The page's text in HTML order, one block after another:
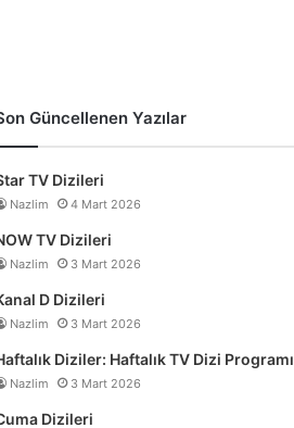
Güncellenen Yazılar
TV Dizileri
Nazlim 4 Mart 2026
TV Dizileri
Nazlim 3 Mart 2026
D Dizileri
Nazlim 3 Mart 2026
Diziler: Haftalık TV Dizi Programı
Nazlim 3 Mart 2026
Dizileri